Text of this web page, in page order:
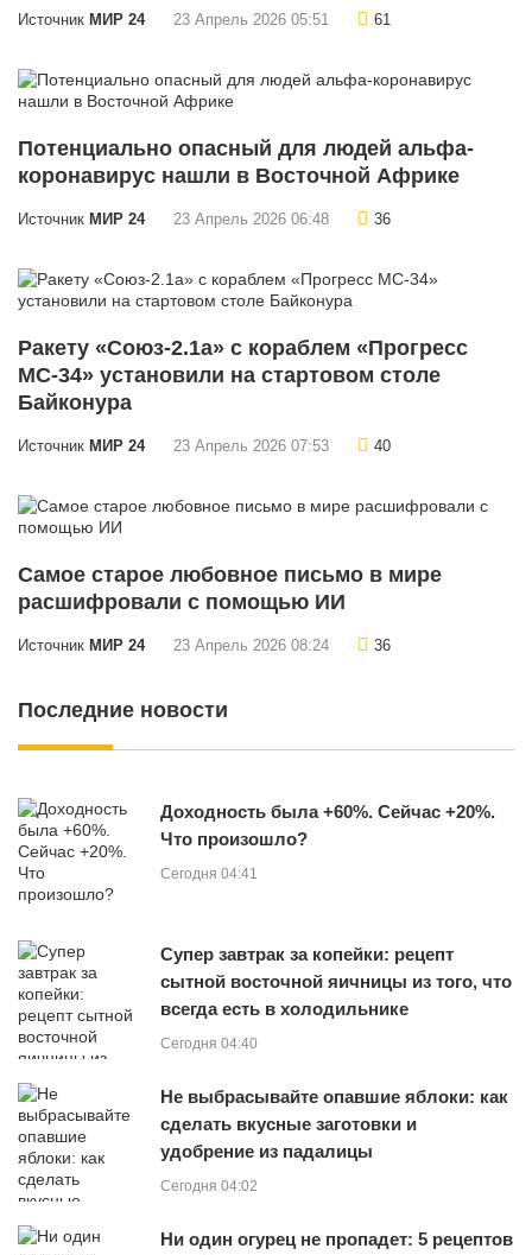
Источник МИР 24 23 Апрель 2026 05:51 61
Потенциально опасный для людей альфа-
коронавирус нашли в Восточной Африке
Источник МИР 24 23 Апрель 2026 06:48 36
Ракету «Союз-2.1а» с кораблем «Прогресс
МС-34» установили на стартовом столе
Байконура
Источник МИР 24 23 Апрель 2026 07:53 40
Самое старое любовное письмо в мире
расшифровали с помощью ИИ
Источник МИР 24 23 Апрель 2026 08:24 36
Последние новости
Доходность была +60%. Сейчас +20%.
Что произошло?
Сегодня 04:41
Супер завтрак за копейки: рецепт
сытной восточной яичницы из того, что
всегда есть в холодильнике
Сегодня 04:40
Не выбрасывайте опавшие яблоки: как
сделать вкусные заготовки и
удобрение из падалицы
Сегодня 04:02
Ни один огурец не пропадет: 5 рецептов